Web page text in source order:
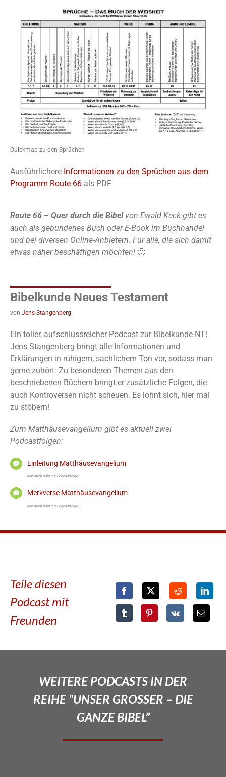
Quickmap zu den Sprüchen
Ausführlichere Informationen zu den Sprüchen aus dem
Programm Route 66 als PDF
Route 66 – Quer durch die Bibel von Ewald Keck gibt es
auch als gebundenes Buch oder E-Book im Buchhandel
und bei diversen Online-Anbietern. Für alle, die sich damit
etwas näher beschäftigen möchten! 🙂
Bibelkunde Neues Testament
von Jens Stangenberg
Ein toller, aufschlussreicher Podcast zur Bibelkunde NT!
Jens Stangenberg bringt alle Informationen und
Erklärungen in ruhigem, sachlichem Ton vor, sodass man
gerne zuhört. Zu besonderen Themen aus den
beschriebenen Büchern bringt er zusätzliche Folgen, die
auch Kontroversen nicht scheuen. Es lohnt sich, hier mal
zu stöbern!
Zum Matthäusevangelium gibt es aktuell zwei
Podcastfolgen:
Einleitung Matthäusevangelium
(ein Klick führt zur Podcastfolge)
Merkverse Matthäusevangelium
(ein Klick führt zur Podcastfolge)
Teile diesen
Podcast mit
Freunden
WEITERE PODCASTS IN DER
REIHE “UNSER GROSSER – DIE
GANZE BIBEL”